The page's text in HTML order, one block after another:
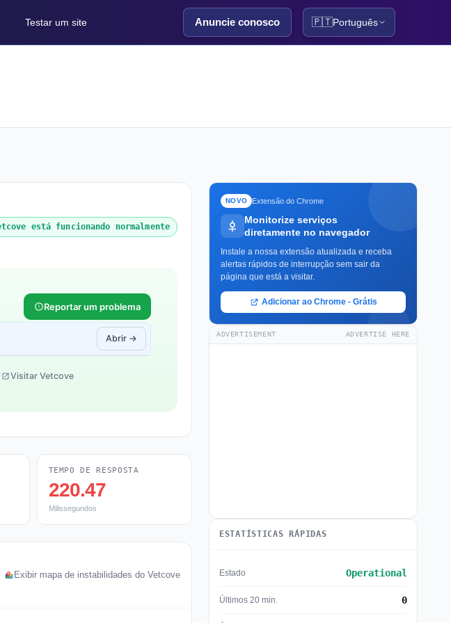
Testar um site Anuncie conosco 🇵🇹Português
está funcionando normalmente
Reportar um problema
Abrir →
Visitar Vetcove
TEMPO DE RESPOSTA
220.47
Milissegundos
Exibir mapa de instabilidades do Vetcove
NOVO Extensão do Chrome
Monitorize serviços
diretamente no navegador
Instale a nossa extensão atualizada e receba
alertas rápidos de interrupção sem sair da
página que está a visitar.
Adicionar ao Chrome - Grátis
ADVERTISEMENT ADVERTISE HERE
ESTATÍSTICAS RÁPIDAS
Estado Operational
Últimos 20 min. 0